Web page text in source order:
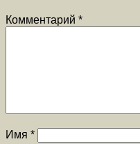
Комментарий *
Имя *